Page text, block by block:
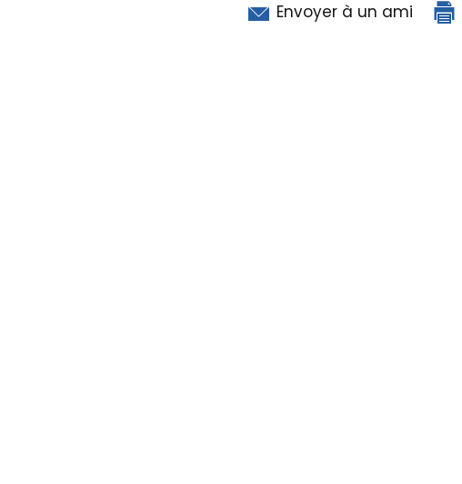
Envoyer à un ami